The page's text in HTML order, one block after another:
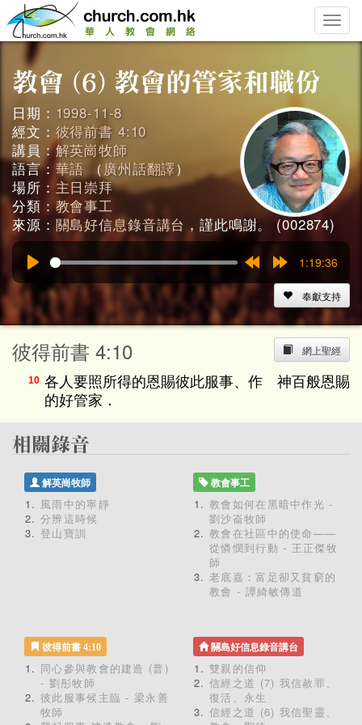
Toggle
日期： 1998-11-8
經文： 彼得前書 4:10
講員：解英崗牧師
語言： 華語 （ 廣州話翻譯）
場所： 主日崇拜
分類：教會事工
來源：關島好信息錄音講台 ，謹此鳴謝。 (002874)
15s
15s
1:19:36
奉獻支持
網上聖經
彼得前書 4:10
10 各人要照所得的恩賜彼此服事、作 神百般恩賜
的好管家．
解英崗牧師
風雨中的寧靜
分辨這時候
登山寶訓
教會事工
教會如何在黑暗中作光 -
劉沙崙牧師
教會在社區中的使命——
從憐憫到行動 - 王正傑牧
師
老底嘉：富足卻又貧窮的
教會 - 譚綺敏傳道
彼得前書 4:10
同心參與教會的建造 (普)
- 劉彤牧師
彼此服事候主臨 - 梁永善
牧師
關島好信息錄音講台
雙親的信仰
信經之道 (7) 我信赦罪、
復活、永生
信經之道 (6) 我信聖靈、